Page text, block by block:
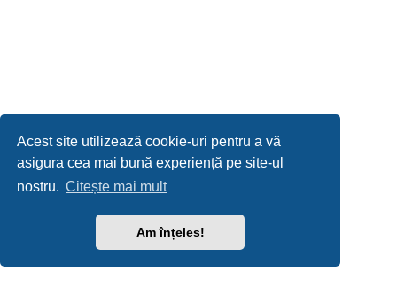
Acest site utilizează cookie-uri pentru a vă
asigura cea mai bună experiență pe site-ul
nostru. Citește mai mult
Am înțeles!